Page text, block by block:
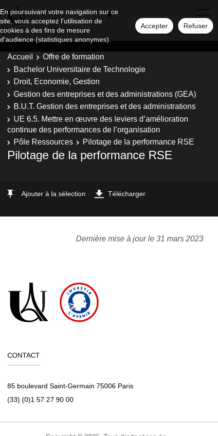
En poursuivant votre navigation sur ce
site, vous acceptez l'utilisation de
cookies à des fins de mesure
d'audience (statistiques anonymes).
Accepter Refuser
Accueil
Offre de formation
Bachelor Universitaire de Technologie
Droit, Economie, Gestion
Gestion des entreprises et des administrations (GEA)
B.U.T. Gestion des entreprises et des administrations
UE 6.5. Mettre en œuvre des leviers d’amélioration
continue des performances de l’organisation
Pôle Ressources
Pilotage de la performance RSE
Pilotage de la performance RSE
Ajouter à la sélection Télécharger
Dernière mise à jour le 31 mars 2023
CONTACT
85 boulevard Saint-Germain 75006 Paris
(33) (0)1 57 27 90 00